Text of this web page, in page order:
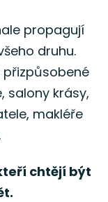
propagují
druhu.
přizpůsobené
salony krásy,
makléře
chtějí být